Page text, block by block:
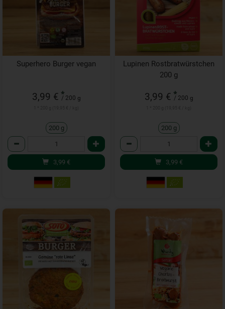
Superhero Burger vegan
3,99 € *
/ 200 g
200 g
Anzahl
3,99 €
Lupinen Rostbratwürstchen
200 g
3,99 € *
/ 200 g
200 g
Anzahl
3,99 €